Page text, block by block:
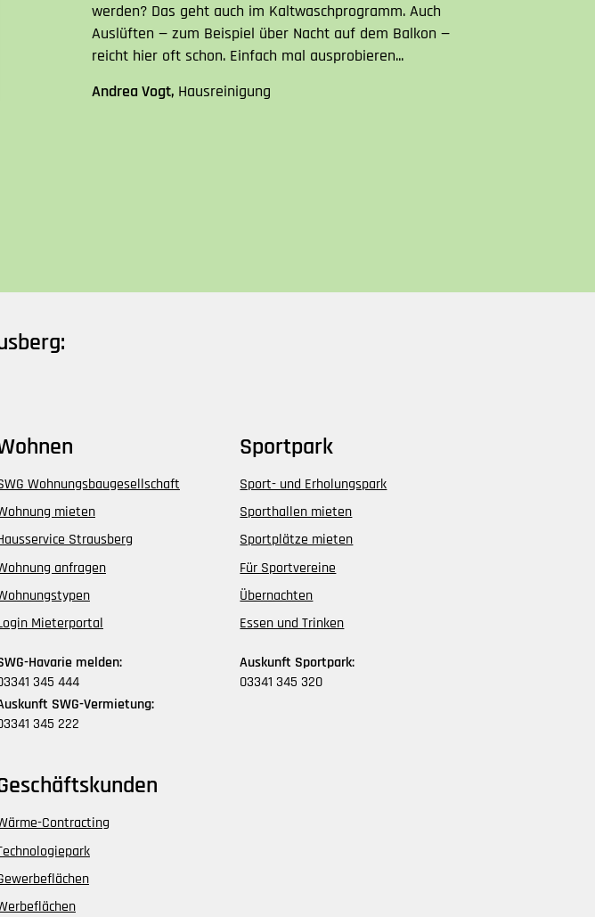
werden? Das geht auch im Kaltwaschprogramm. Auch
Auslüften — zum Beispiel über Nacht auf dem Balkon —
reicht hier oft schon. Einfach mal ausprobieren...
Andrea Vogt, Hausreinigung
Wohnungsbaugesellschaft
mieten
Strausberg
anfragen
Mieterportal
Havarie melden:
345 444
SWG-Vermietung:
345 222
Sportpark
Sport- und Erholungspark
Sporthallen mieten
Sportplätze mieten
Für Sportvereine
Übernachten
Essen und Trinken
Auskunft Sportpark:
03341 345 320
Contracting